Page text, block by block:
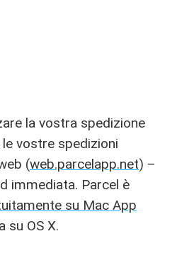
la vostra spedizione
vostre spedizioni
(web.parcelapp.net) –
immediata. Parcel è
su Mac App
su OS X.